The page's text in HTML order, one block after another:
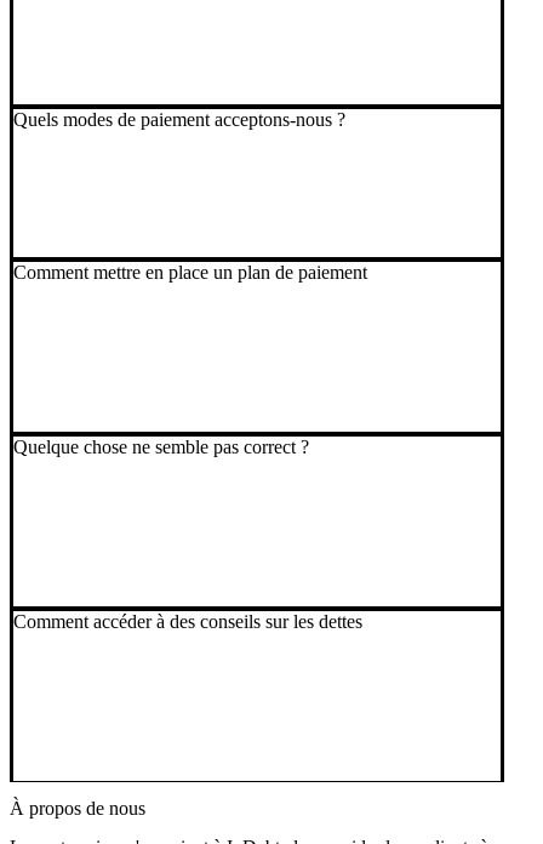
Quels modes de paiement acceptons-nous ?
Comment mettre en place un plan de paiement
Quelque chose ne semble pas correct ?
Comment accéder à des conseils sur les dettes
À propos de nous